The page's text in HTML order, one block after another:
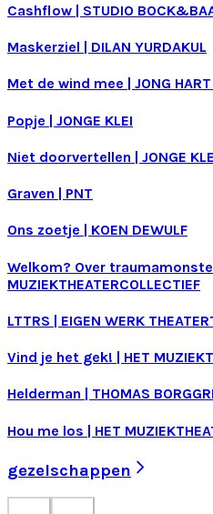
Cashflow | STUDIO
Maskerziel | DILAN YURDAKUL
Met de wind mee JONG
Popje | JONGE KLEI
Niet doorvertellen | JONGE
Graven | PNT
Ons zoetje KOEN DEWULF
Welkom? Over
MUZIEKTHEATERCOLLECTIEF
LTTRS | EIGEN WERK
Vind je het gek! | HET
Helderman THOMAS
Hou me los | HET
gezelschappen